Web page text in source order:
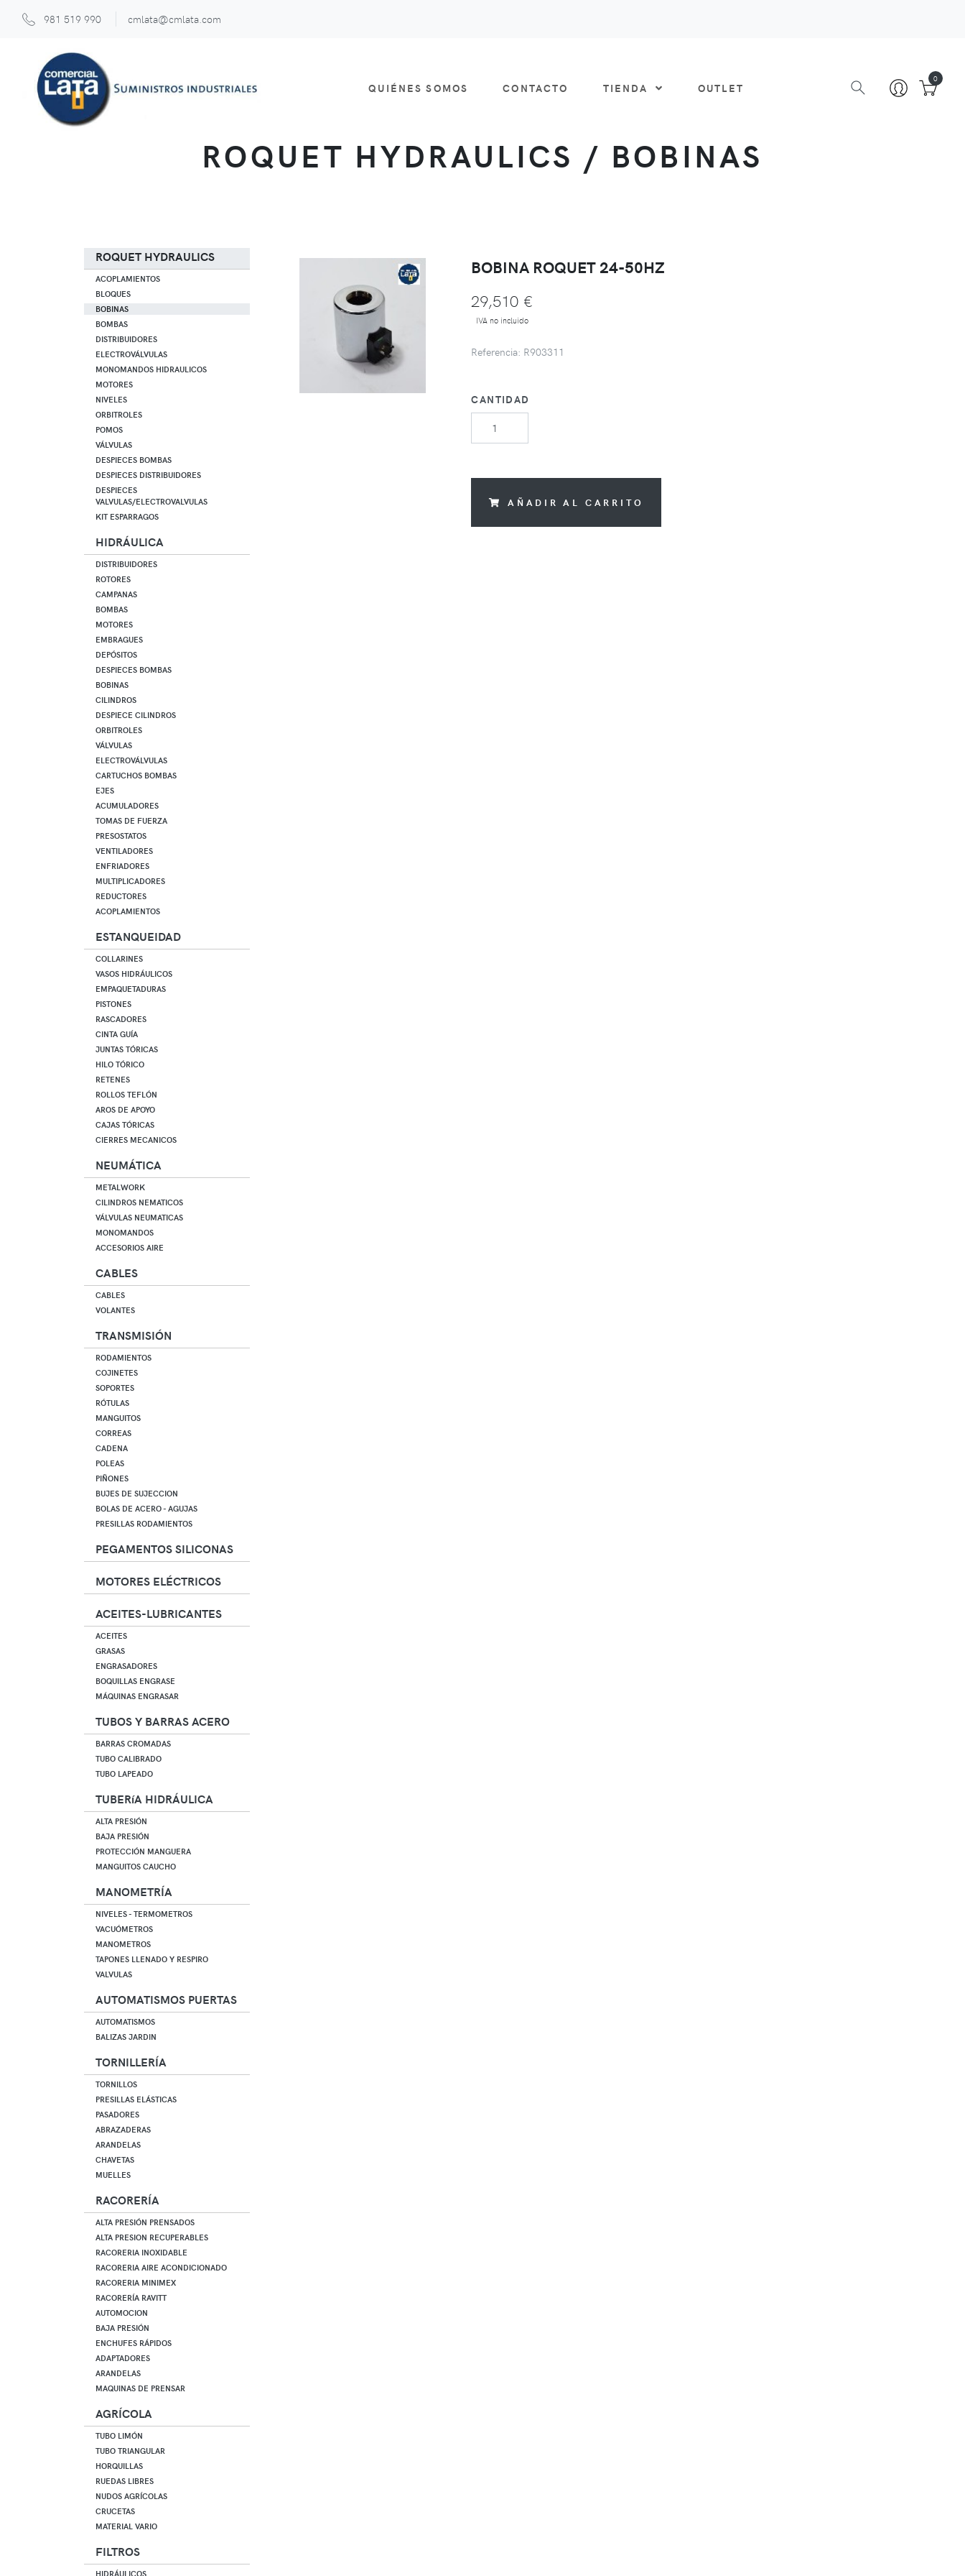
981 519 990 cmlata@cmlata.com
QUIÉNES SOMOS CONTACTO TIENDA OUTLET
0
ROQUET HYDRAULICS / BOBINAS
BOBINA ROQUET 24-50HZ
29,510 €
IVA no incluido
Referencia: R903311
CANTIDAD
AÑADIR AL CARRITO
ROQUET HYDRAULICS
ACOPLAMIENTOS
BLOQUES
BOBINAS
BOMBAS
DISTRIBUIDORES
ELECTROVÁLVULAS
MONOMANDOS HIDRAULICOS
MOTORES
NIVELES
ORBITROLES
POMOS
VÁLVULAS
DESPIECES BOMBAS
DESPIECES DISTRIBUIDORES
DESPIECES
VALVULAS/ELECTROVALVULAS
KIT ESPARRAGOS
HIDRÁULICA
DISTRIBUIDORES
ROTORES
CAMPANAS
BOMBAS
MOTORES
EMBRAGUES
DEPÓSITOS
DESPIECES BOMBAS
BOBINAS
CILINDROS
DESPIECE CILINDROS
ORBITROLES
VÁLVULAS
ELECTROVÁLVULAS
CARTUCHOS BOMBAS
EJES
ACUMULADORES
TOMAS DE FUERZA
PRESOSTATOS
VENTILADORES
ENFRIADORES
MULTIPLICADORES
REDUCTORES
ACOPLAMIENTOS
ESTANQUEIDAD
COLLARINES
VASOS HIDRÁULICOS
EMPAQUETADURAS
PISTONES
RASCADORES
CINTA GUÍA
JUNTAS TÓRICAS
HILO TÓRICO
RETENES
ROLLOS TEFLÓN
AROS DE APOYO
CAJAS TÓRICAS
CIERRES MECANICOS
NEUMÁTICA
METALWORK
CILINDROS NEMATICOS
VÁLVULAS NEUMATICAS
MONOMANDOS
ACCESORIOS AIRE
CABLES
CABLES
VOLANTES
TRANSMISIÓN
RODAMIENTOS
COJINETES
SOPORTES
RÓTULAS
MANGUITOS
CORREAS
CADENA
POLEAS
PIÑONES
BUJES DE SUJECCION
BOLAS DE ACERO - AGUJAS
PRESILLAS RODAMIENTOS
PEGAMENTOS SILICONAS
MOTORES ELÉCTRICOS
ACEITES-LUBRICANTES
ACEITES
GRASAS
ENGRASADORES
BOQUILLAS ENGRASE
MÁQUINAS ENGRASAR
TUBOS Y BARRAS ACERO
BARRAS CROMADAS
TUBO CALIBRADO
TUBO LAPEADO
TUBERíA HIDRÁULICA
ALTA PRESIÓN
BAJA PRESIÓN
PROTECCIÓN MANGUERA
MANGUITOS CAUCHO
MANOMETRÍA
NIVELES - TERMOMETROS
VACUÓMETROS
MANOMETROS
TAPONES LLENADO Y RESPIRO
VALVULAS
AUTOMATISMOS PUERTAS
AUTOMATISMOS
BALIZAS JARDIN
TORNILLERÍA
TORNILLOS
PRESILLAS ELÁSTICAS
PASADORES
ABRAZADERAS
ARANDELAS
CHAVETAS
MUELLES
RACORERÍA
ALTA PRESIÓN PRENSADOS
ALTA PRESION RECUPERABLES
RACORERIA INOXIDABLE
RACORERIA AIRE ACONDICIONADO
RACORERIA MINIMEX
RACORERÍA RAVITT
AUTOMOCION
BAJA PRESIÓN
ENCHUFES RÁPIDOS
ADAPTADORES
ARANDELAS
MAQUINAS DE PRENSAR
AGRÍCOLA
TUBO LIMÓN
TUBO TRIANGULAR
HORQUILLAS
RUEDAS LIBRES
NUDOS AGRÍCOLAS
CRUCETAS
MATERIAL VARIO
FILTROS
HIDRÁULICOS